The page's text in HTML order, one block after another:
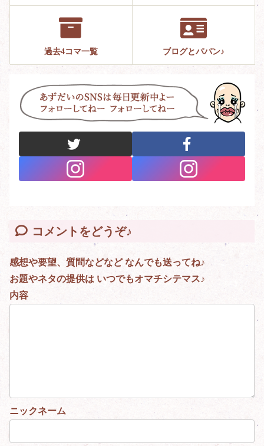
過去4コマ一覧 ブログとパパン♪
コメントをどうぞ♪
感想や要望、質問などなど なんでも送ってね♪
お題やネタの提供は いつでもオマチシテマス♪